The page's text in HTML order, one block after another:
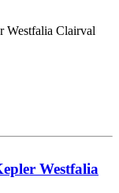
Westfalia